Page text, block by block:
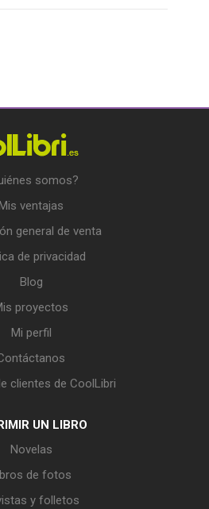
somos?
Mis ventajas
general de venta
de privacidad
Blog
proyectos
Mi perfil
clientes de CoolLibri
UN LIBRO
Novelas
de fotos
y folletos